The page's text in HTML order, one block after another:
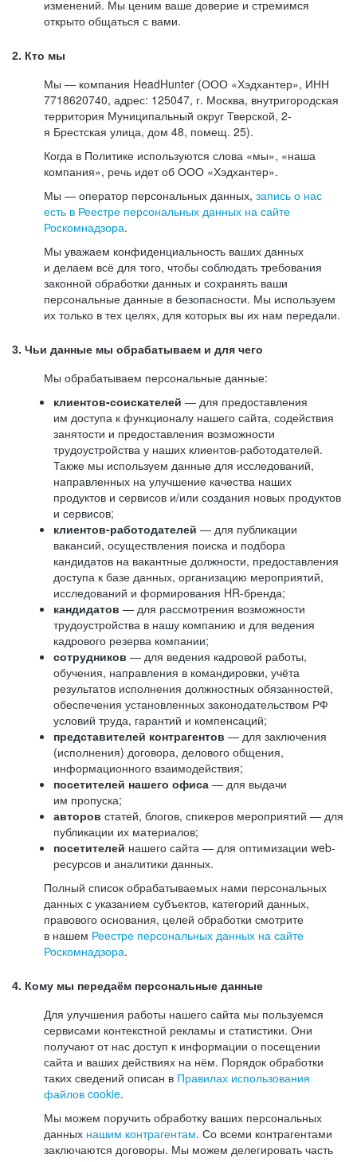
изменений. Мы ценим ваше доверие и стремимся
открыто общаться с вами.
2. Кто мы
Мы — компания HeadHunter (ООО «Хэдхантер», ИНН
7718620740, адрес: 125047, г. Москва, внутригородская
территория Муниципальный округ Тверской, 2-
я Брестская улица, дом 48, помещ. 25).
Когда в Политике используются слова «мы», «наша
компания», речь идет об ООО «Хэдхантер».
Мы — оператор персональных данных, запись о нас
есть в Реестре персональных данных на сайте
Роскомнадзора.
Мы уважаем конфиденциальность ваших данных
и делаем всё для того, чтобы соблюдать требования
законной обработки данных и сохранять ваши
персональные данные в безопасности. Мы используем
их только в тех целях, для которых вы их нам передали.
3. Чьи данные мы обрабатываем и для чего
Мы обрабатываем персональные данные:
клиентов-соискателей — для предоставления
им доступа к функционалу нашего сайта, содействия
занятости и предоставления возможности
трудоустройства у наших клиентов-работодателей.
Также мы используем данные для исследований,
направленных на улучшение качества наших
продуктов и сервисов и/или создания новых продуктов
и сервисов;
клиентов-работодателей — для публикации
вакансий, осуществления поиска и подбора
кандидатов на вакантные должности, предоставления
доступа к базе данных, организацию мероприятий,
исследований и формирования HR-бренда;
кандидатов — для рассмотрения возможности
трудоустройства в нашу компанию и для ведения
кадрового резерва компании;
сотрудников — для ведения кадровой работы,
обучения, направления в командировки, учёта
результатов исполнения должностных обязанностей,
обеспечения установленных законодательством РФ
условий труда, гарантий и компенсаций;
представителей контрагентов — для заключения
(исполнения) договора, делового общения,
информационного взаимодействия;
посетителей нашего офиса — для выдачи
им пропуска;
авторов статей, блогов, спикеров мероприятий — для
публикации их материалов;
посетителей нашего сайта — для оптимизации web-
ресурсов и аналитики данных.
Полный список обрабатываемых нами персональных
данных с указанием субъектов, категорий данных,
правового основания, целей обработки смотрите
в нашем Реестре персональных данных на сайте
Роскомнадзора.
4. Кому мы передаём персональные данные
Для улучшения работы нашего сайта мы пользуемся
сервисами контекстной рекламы и статистики. Они
получают от нас доступ к информации о посещении
сайта и ваших действиях на нём. Порядок обработки
таких сведений описан в Правилах использования
файлов cookie.
Мы можем поручить обработку ваших персональных
данных нашим контрагентам. Со всеми контрагентами
заключаются договоры. Мы можем делегировать часть